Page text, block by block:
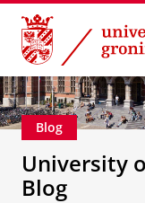
Skip
Content
Skip
Navigation
Education
Blog
University
Blog